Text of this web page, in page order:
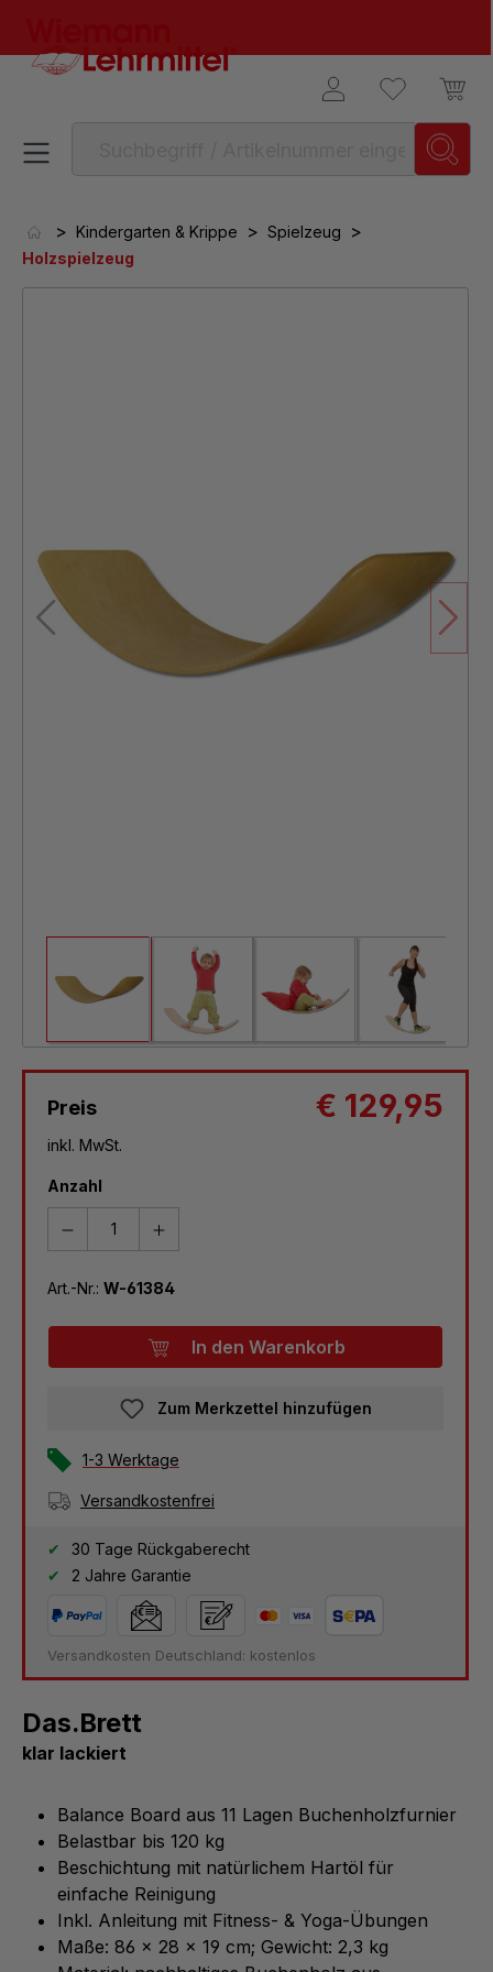
> Kindergarten & Krippe > Spielzeug >
Holzspielzeug
Preis € 129,95
inkl. MwSt.
Anzahl
Art.-Nr.: W-61384
In den Warenkorb
Zum Merkzettel hinzufügen
1-3 Werktage
Versandkostenfrei
30 Tage Rückgaberecht
2 Jahre Garantie
Versandkosten Deutschland: kostenlos
Das.Brett
klar lackiert
Balance Board aus 11 Lagen Buchenholzfurnier
Belastbar bis 120 kg
Beschichtung mit natürlichem Hartöl für
einfache Reinigung
Inkl. Anleitung mit Fitness- & Yoga-Übungen
Maße: 86 x 28 x 19 cm; Gewicht: 2,3 kg